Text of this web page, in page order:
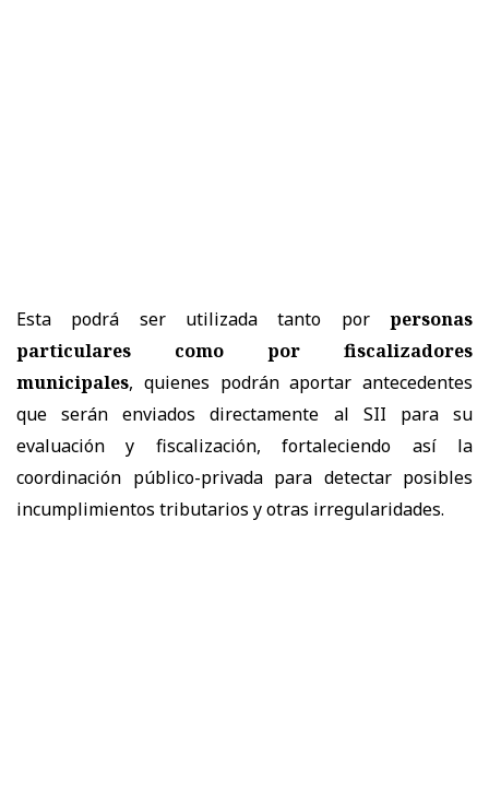
Esta podrá ser utilizada tanto por personas
particulares como por fiscalizadores
municipales, quienes podrán aportar antecedentes
que serán enviados directamente al SII para su
evaluación y fiscalización, fortaleciendo así la
coordinación público-privada para detectar posibles
incumplimientos tributarios y otras irregularidades.